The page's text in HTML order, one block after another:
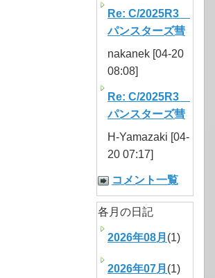
Re: C/2025R3
パンスターズ彗
nakanek [04-20
08:08]
Re: C/2025R3
パンスターズ彗
H-Yamazaki [04-
20 07:17]
コメント一覧
各月の日記
2026年08月 (1)
2026年07月 (1)